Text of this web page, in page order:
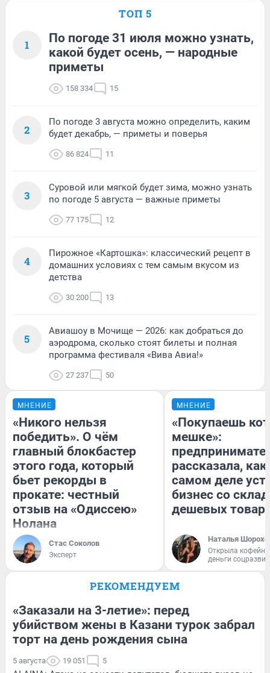
ТОП 5
1
По погоде 31 июля можно узнать,
какой будет осень, — народные
приметы
158 334 15
2
По погоде 3 августа можно определить, каким
будет декабрь, — приметы и поверья
86 824 11
3
Суровой или мягкой будет зима, можно узнать
по погоде 5 августа — важные приметы
77 175 12
4
Пирожное «Картошка»: классический рецепт в
домашних условиях с тем самым вкусом из
детства
30 200 13
5
Авиашоу в Мочище — 2026: как добраться до
аэродрома, сколько стоят билеты и полная
программа фестиваля «Вива Авиа!»
27 237 50
МНЕНИЕ
«Никого нельзя
победить». О чём
главный блокбастер
этого года, который
бьет рекорды в
прокате: честный
отзыв на «Одиссею»
Нолана
Стас Соколов
Эксперт
МНЕНИЕ
«Покупаешь
мешке»:
рассказала, как
самом деле
бизнес со
дешевых
Наталья
Открыла
деньги
РЕКОМЕНДУЕМ
«Заказали на 3-летие»: перед
убийством жены в Казани турок забрал
торт на день рождения сына
5 августа 19 051 5